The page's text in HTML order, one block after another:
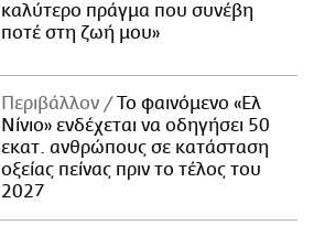
καλύτερο πράγμα που συνέβη
ποτέ στη ζωή μου»
Περιβάλλον
Το φαινόμενο «Ελ
Νίνιο» ενδέχεται να οδηγήσει 50
εκατ. ανθρώπους σε κατάσταση
οξείας πείνας πριν το τέλος του
2027